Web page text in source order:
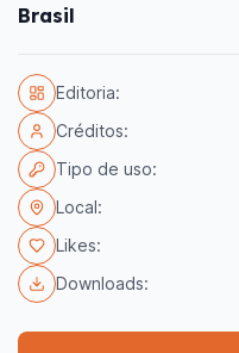
Brasil
Editoria:
Créditos:
Tipo de uso:
Local:
Likes:
Downloads: